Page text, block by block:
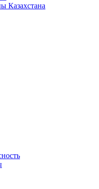
Казахстана